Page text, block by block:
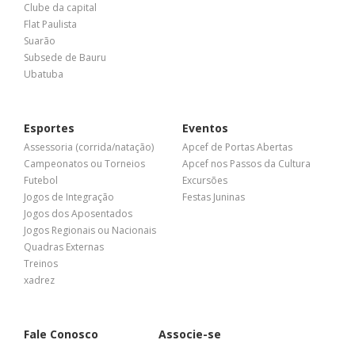
Clube da capital
Flat Paulista
Suarão
Subsede de Bauru
Ubatuba
Esportes
Assessoria (corrida/natação)
Campeonatos ou Torneios
Futebol
Jogos de Integração
Jogos dos Aposentados
Jogos Regionais ou Nacionais
Quadras Externas
Treinos
xadrez
Eventos
Apcef de Portas Abertas
Apcef nos Passos da Cultura
Excursões
Festas Juninas
Fale Conosco Associe-se